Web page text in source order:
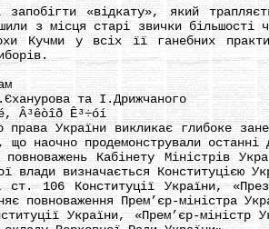
«відкату», який
з місця старі звички
Кучми у всіх її ганебних
та І.Дрижчаного
Â³êòîð Ê³÷óí
України викликає глибоке
що наочно продемонстрували
Кабінету Міністрів
влади визначається
Конституції України,
повноваження Прем’єр-міністра
України, «Прем’єр-міністр